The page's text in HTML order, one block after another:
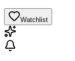
Watchlist